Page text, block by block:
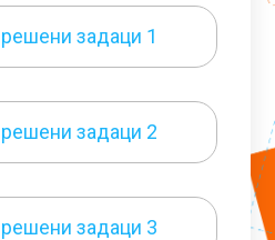
задаци 1
задаци 2
задаци 3